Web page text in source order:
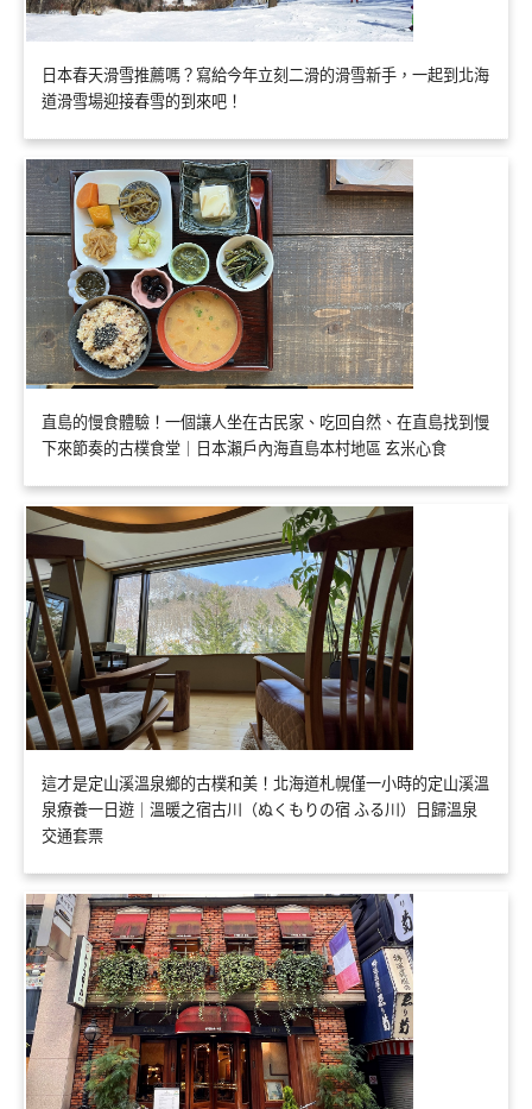
日本春天滑雪推薦嗎？寫給今年立刻二滑的滑雪新手，一起到北海
道滑雪場迎接春雪的到來吧！
直島的慢食體驗！一個讓人坐在古民家、吃回自然、在直島找到慢
下來節奏的古樸食堂｜日本瀨戶內海直島本村地區 玄米心食
這才是定山溪溫泉鄉的古樸和美！北海道札幌僅一小時的定山溪溫
泉療養一日遊｜溫暖之宿古川（ぬくもりの宿 ふる川）日歸溫泉
交通套票